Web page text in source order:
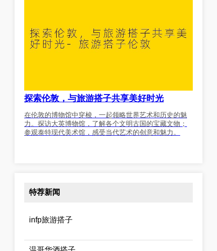
探索伦敦，与旅游搭子共享美好时光
在伦敦的博物馆中穿梭，一起领略世界艺术和历史的魅
力。探访大英博物馆，了解各个文明古国的宝藏文物；
参观泰特现代美术馆，感受当代艺术的创意和魅力。
特荐新闻
infp旅游搭子